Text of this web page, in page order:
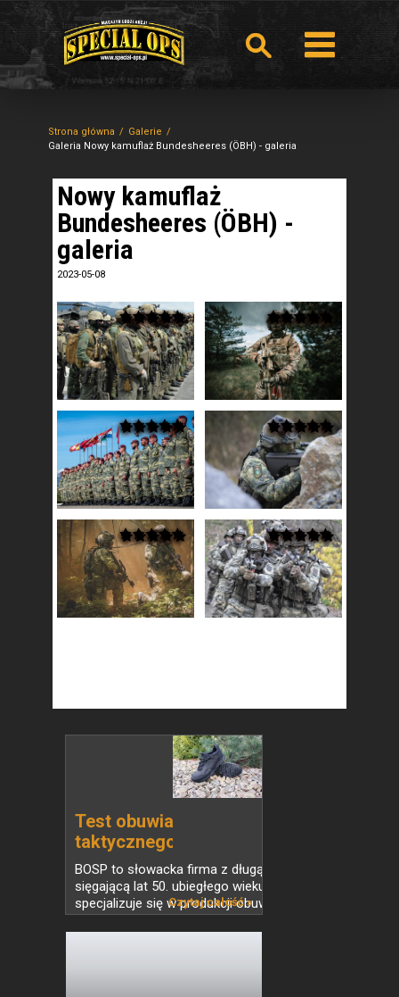
Strona główna
Galerie
Galeria Nowy kamuflaż Bundesheeres (ÖBH) - galeria
Nowy kamuflaż
Bundesheeres (ÖBH) -
galeria
2023-05-08
Test obuwia
taktycznego
BOSP...
BOSP to słowacka firma z długą historią
sięgającą lat 50. ubiegłego wieku. Obecnie
specjalizuje się w produkcji obuwia
trekkingowego oraz taktycznego, głównie
dla jednostek bezpieczeństwa – straży...
Czytaj całość »